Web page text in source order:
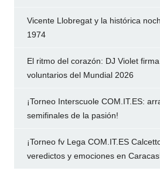
Vicente Llobregat y la histórica
1974
El ritmo del corazón: DJ Violet
voluntarios del Mundial 2026
¡Torneo Interscuole COM.IT.ES:
semifinales de la pasión!
¡Torneo fv Lega COM.IT.ES
veredictos y emociones en